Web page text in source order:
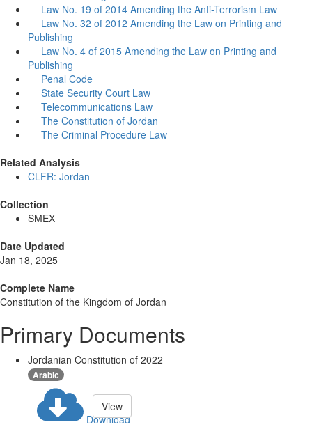
Law No. 19 of 2014 Amending the Anti-Terrorism Law
Law No. 32 of 2012 Amending the Law on Printing and
Publishing
Law No. 4 of 2015 Amending the Law on Printing and
Publishing
Penal Code
State Security Court Law
Telecommunications Law
The Constitution of Jordan
The Criminal Procedure Law
Related Analysis
CLFR: Jordan
Collection
SMEX
Date Updated
Jan 18, 2025
Complete Name
Constitution of the Kingdom of Jordan
Primary Documents
Jordanian Constitution of 2022
Arabic
Download
View